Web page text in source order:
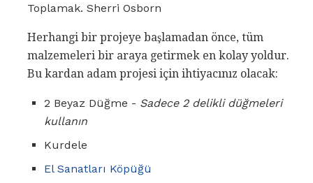
Toplamak. Sherri Osborn
Herhangi bir projeye başlamadan önce, tüm
malzemeleri bir araya getirmek en kolay yoldur.
Bu kardan adam projesi için ihtiyacınız olacak:
2 Beyaz Düğme - Sadece 2 delikli düğmeleri
kullanın
Kurdele
El Sanatları Köpüğü